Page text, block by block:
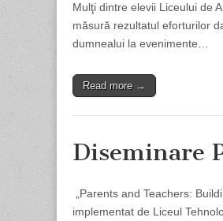
Mulţi dintre elevii Liceului de
măsură rezultatul eforturilor
dumnealui la evenimente…
Read more →
Diseminare
„Parents and Teachers:
implementat de Liceul